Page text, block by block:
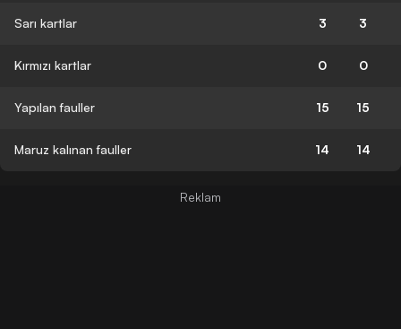
Sarı kartlar 3 3
Kırmızı kartlar 0 0
Yapılan fauller 15 15
Maruz kalınan fauller 14 14